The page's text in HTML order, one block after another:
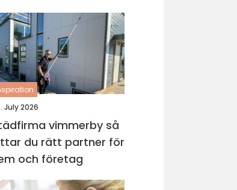
July 2026
vimmerby så
du rätt partner för
och företag